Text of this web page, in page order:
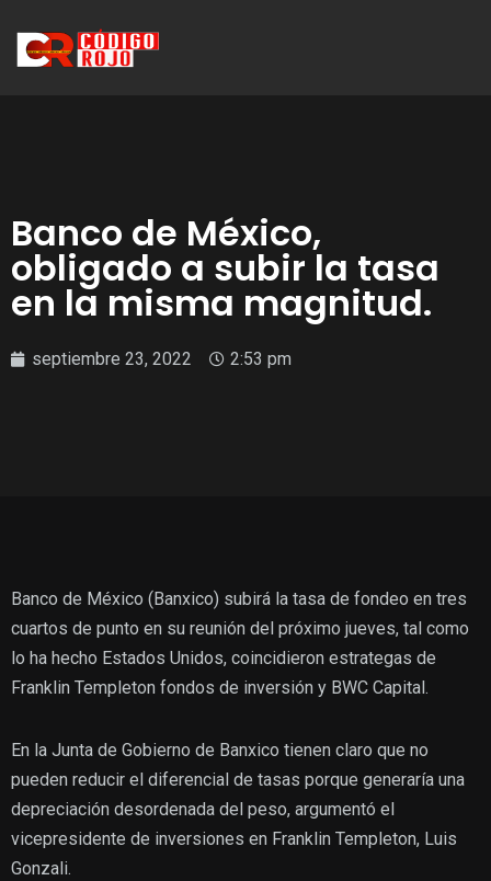
Banco de México,
obligado a subir la tasa
en la misma magnitud.
septiembre 23, 2022 2:53 pm
Banco de México (Banxico) subirá la tasa de fondeo en tres
cuartos de punto en su reunión del próximo jueves, tal como
lo ha hecho Estados Unidos, coincidieron estrategas de
Franklin Templeton fondos de inversión y BWC Capital.
En la Junta de Gobierno de Banxico tienen claro que no
pueden reducir el diferencial de tasas porque generaría una
depreciación desordenada del peso, argumentó el
vicepresidente de inversiones en Franklin Templeton, Luis
Gonzali.